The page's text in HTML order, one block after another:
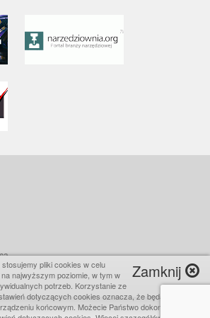
Zamknij
pliki cookies w celu
najwyższym poziomie, w tym w
potrzeb. Korzystanie ze
dotyczących cookies oznacza, że będą one
końcowym. Możecie Państwo dokonać w